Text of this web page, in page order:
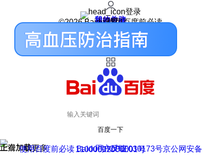
登录
我的关注
我的收藏
皮肤中心
用户反馈
设置
©2026 Baidu 使用百度前必读
百度一下
正在加载
上滑加载更多 用户反馈
使用百度前必读 Baidu 京ICP证030173号
京公网安备11000002000001号